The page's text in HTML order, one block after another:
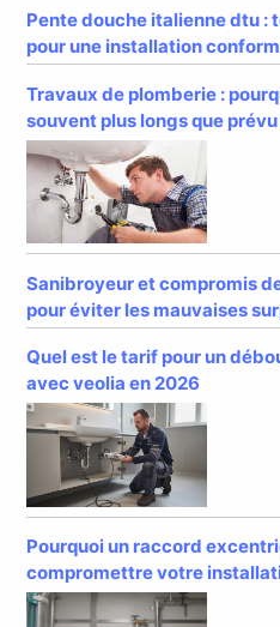
Pente douche italienne dtu :
pour une installation
Travaux de plomberie :
souvent plus longs que prévu
Sanibroyeur et compromis
pour éviter les mauvaises
Quel est le tarif pour un
avec veolia en 2026
Pourquoi un raccord
compromettre votre